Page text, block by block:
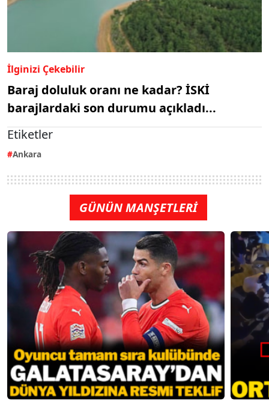
İlginizi Çekebilir
Baraj doluluk oranı ne kadar? İSKİ
barajlardaki son durumu açıkladı...
Etiketler
Ankara
GÜNÜN MANŞETLERİ